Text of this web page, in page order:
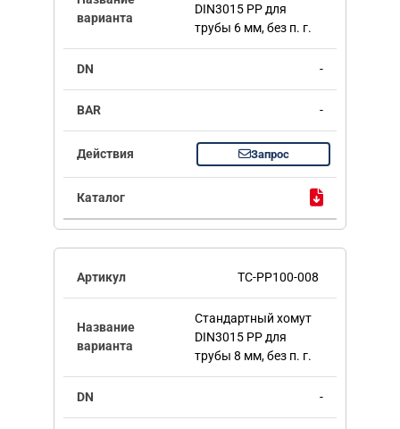
DIN3015 PP для
трубы 6 мм, без п. г.
-
-
Запрос
TC-PP100-008
Стандартный хомут
DIN3015 PP для
трубы 8 мм, без п. г.
-